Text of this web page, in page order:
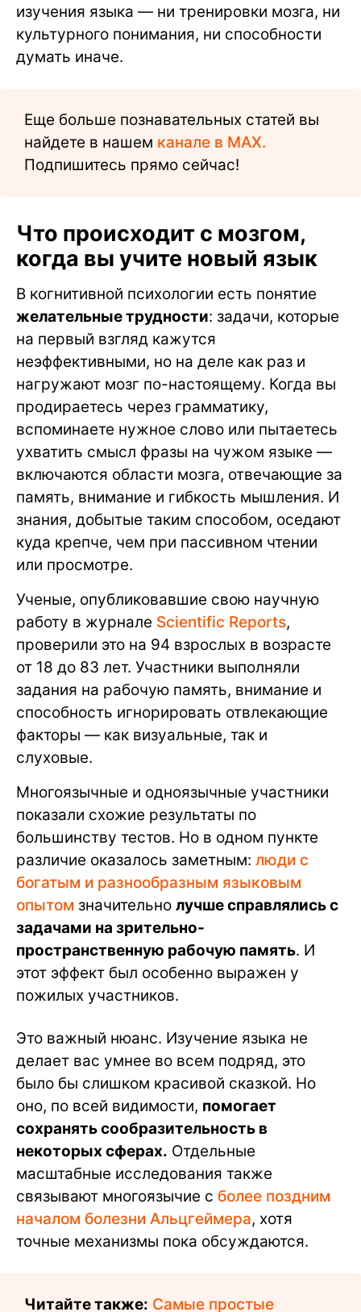
изучения языка — ни тренировки мозга, ни
культурного понимания, ни способности
думать иначе.
Еще больше познавательных статей вы
найдете в нашем канале в MAX.
Подпишитесь прямо сейчас!
Что происходит с мозгом,
когда вы учите новый язык
В когнитивной психологии есть понятие
желательные трудности: задачи, которые
на первый взгляд кажутся
неэффективными, но на деле как раз и
нагружают мозг по-настоящему. Когда вы
продираетесь через грамматику,
вспоминаете нужное слово или пытаетесь
ухватить смысл фразы на чужом языке —
включаются области мозга, отвечающие за
память, внимание и гибкость мышления. И
знания, добытые таким способом, оседают
куда крепче, чем при пассивном чтении
или просмотре.
Ученые, опубликовавшие свою научную
работу в журнале Scientific Reports,
проверили это на 94 взрослых в возрасте
от 18 до 83 лет. Участники выполняли
задания на рабочую память, внимание и
способность игнорировать отвлекающие
факторы — как визуальные, так и
слуховые.
Многоязычные и одноязычные участники
показали схожие результаты по
большинству тестов. Но в одном пункте
различие оказалось заметным: люди с
богатым и разнообразным языковым
опытом значительно лучше справлялись с
задачами на зрительно-
пространственную рабочую память. И
этот эффект был особенно выражен у
пожилых участников.
Это важный нюанс. Изучение языка не
делает вас умнее во всем подряд, это
было бы слишком красивой сказкой. Но
оно, по всей видимости, помогает
сохранять сообразительность в
некоторых сферах. Отдельные
масштабные исследования также
связывают многоязычие с более поздним
началом болезни Альцгеймера, хотя
точные механизмы пока обсуждаются.
Читайте также: Самые простые